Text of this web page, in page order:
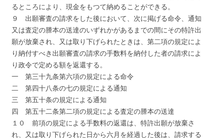
るところにより、現金をもつて納めることができる。
９ 出願審査の請求をした後において、次に掲げる命令、通知
又は査定の謄本の送達のいずれかがあるまでの間にその特許出
願が放棄され、又は取り下げられたときは、第二項の規定によ
り納付すべき出願審査の請求の手数料を納付した者の請求によ
り政令で定める額を返還する。
一 第三十九条第六項の規定による命令
二 第四十八条の七の規定による通知
三 第五十条の規定による通知
四 第五十二条第二項の規定による査定の謄本の送達
１０ 前項の規定による手数料の返還は、特許出願が放棄さ
れ、又は取り下げられた日から六月を経過した後は、請求する